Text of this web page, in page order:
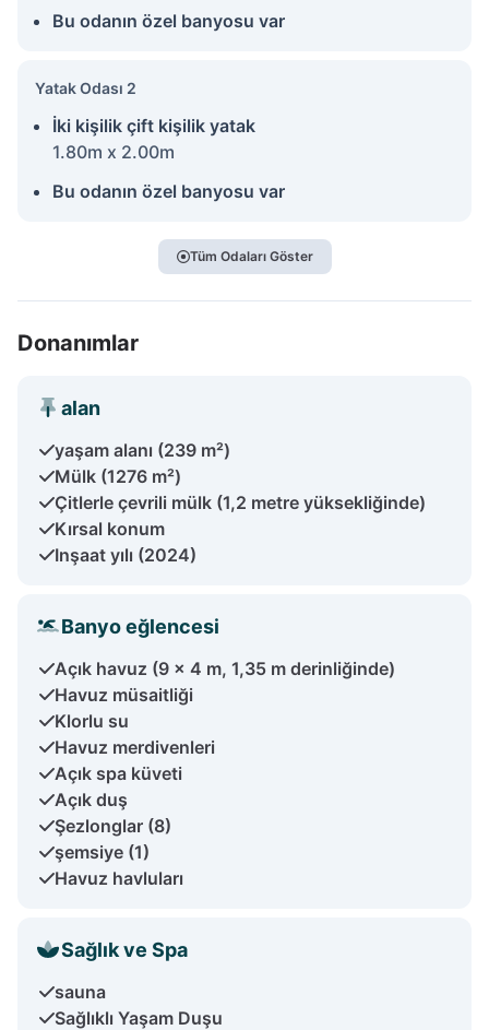
Bu odanın özel banyosu var
Yatak Odası 2
İki kişilik çift kişilik yatak
1.80m x 2.00m
Bu odanın özel banyosu var
Tüm Odaları Göster
Donanımlar
alan
yaşam alanı (239 m²)
Mülk (1276 m²)
Çitlerle çevrili mülk (1,2 metre yüksekliğinde)
Kırsal konum
Inşaat yılı (2024)
Banyo eğlencesi
Açık havuz (9 x 4 m, 1,35 m derinliğinde)
Havuz müsaitliği
Klorlu su
Havuz merdivenleri
Açık spa küveti
Açık duş
Şezlonglar (8)
şemsiye (1)
Havuz havluları
Sağlık ve Spa
sauna
Sağlıklı Yaşam Duşu